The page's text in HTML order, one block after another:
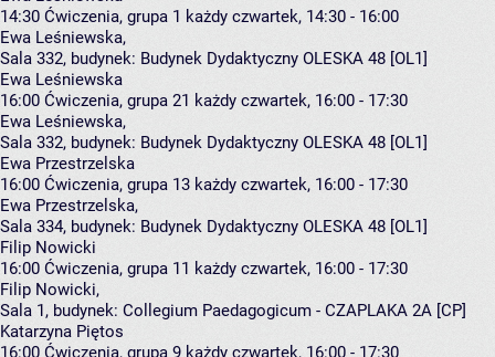
14:30 Ćwiczenia, grupa 1 każdy czwartek, 14:30 - 16:00
Ewa Leśniewska,
Sala 332, budynek: Budynek Dydaktyczny OLESKA 48 [OL1]
Ewa Leśniewska
16:00 Ćwiczenia, grupa 21 każdy czwartek, 16:00 - 17:30
Ewa Leśniewska,
Sala 332, budynek: Budynek Dydaktyczny OLESKA 48 [OL1]
Ewa Przestrzelska
16:00 Ćwiczenia, grupa 13 każdy czwartek, 16:00 - 17:30
Ewa Przestrzelska,
Sala 334, budynek: Budynek Dydaktyczny OLESKA 48 [OL1]
Filip Nowicki
16:00 Ćwiczenia, grupa 11 każdy czwartek, 16:00 - 17:30
Filip Nowicki,
Sala 1, budynek: Collegium Paedagogicum - CZAPLAKA 2A [CP]
Katarzyna Piętos
16:00 Ćwiczenia, grupa 9 każdy czwartek, 16:00 - 17:30